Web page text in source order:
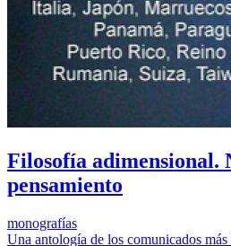
Filosofía adimensional.
pensamiento
monografías
Una antología de los comunicados